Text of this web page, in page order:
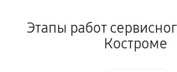
Этапы работ
Костроме